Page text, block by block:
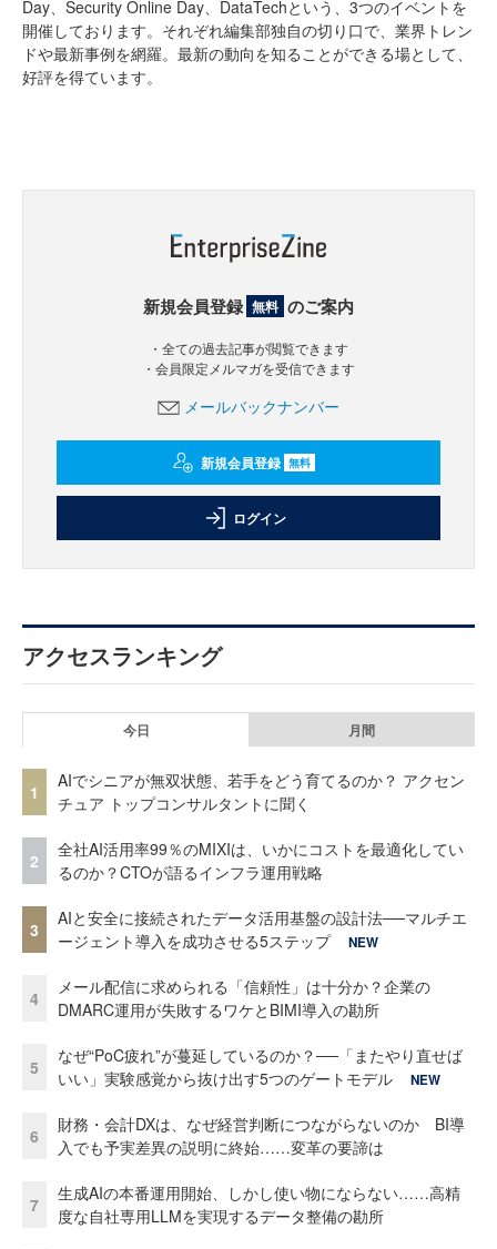
Day、Security Online Day、DataTechという、3つのイベントを
開催しております。それぞれ編集部独自の切り口で、業界トレン
ドや最新事例を網羅。最新の動向を知ることができる場として、
好評を得ています。
新規会員登録 無料 のご案内
・全ての過去記事が閲覧できます
・会員限定メルマガを受信できます
メールバックナンバー
新規会員登録 無料
ログイン
アクセスランキング
今日 月間
1
AIでシニアが無双状態、若手をどう育てるのか？ アクセン
チュア トップコンサルタントに聞く
2
全社AI活用率99％のMIXIは、いかにコストを最適化してい
るのか？CTOが語るインフラ運用戦略
3
AIと安全に接続されたデータ活用基盤の設計法──マルチエ
ージェント導入を成功させる5ステップ
NEW
4
メール配信に求められる「信頼性」は十分か？企業の
DMARC運用が失敗するワケとBIMI導入の勘所
5
なぜ“PoC疲れ”が蔓延しているのか？──「またやり直せば
いい」実験感覚から抜け出す5つのゲートモデル
NEW
6
財務・会計DXは、なぜ経営判断につながらないのか BI導
入でも予実差異の説明に終始……変革の要諦は
7
生成AIの本番運用開始、しかし使い物にならない……高精
度な自社専用LLMを実現するデータ整備の勘所